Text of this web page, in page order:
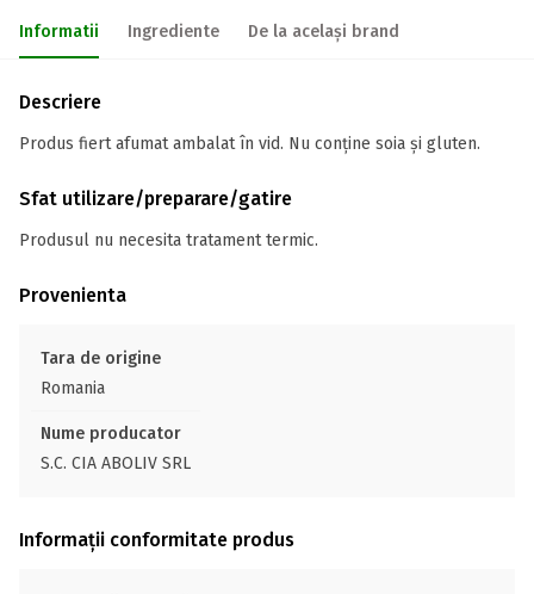
Informatii Ingrediente De la același brand
Descriere
Produs fiert afumat ambalat în vid. Nu conține soia și gluten.
Sfat utilizare/preparare/gatire
Produsul nu necesita tratament termic.
Provenienta
Tara de origine
Romania
Nume producator
S.C. CIA ABOLIV SRL
Informații conformitate produs